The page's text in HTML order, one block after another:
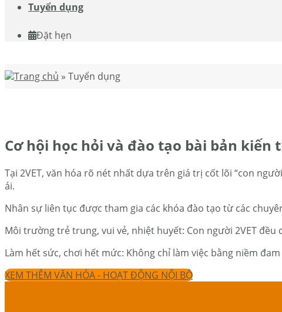
Tuyển dụng
Đặt hẹn
Trang chủ » Tuyển dụng
Cơ hội học hỏi và đào tạo bài bản kiến
Tại 2VET, văn hóa rõ nét nhất dựa trên giá trị cốt lõi “con
ái.
Nhân sự liên tục được tham gia các khóa đào tạo từ các
Môi trường trẻ trung, vui vẻ, nhiệt huyết: Con người 2VET
Làm hết sức, chơi hết mức: Không chỉ làm việc bằng niềm
XEM THÊM VĂN HÓA - HOẠT ĐỘNG NỘI BỘ